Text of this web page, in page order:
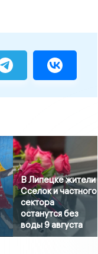
В Липецке жители
Сселок и частного
сектора
останутся без
воды 9 августа